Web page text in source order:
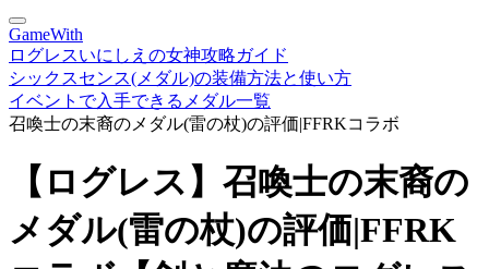
GameWith
ログレスいにしえの女神攻略ガイド
シックスセンス(メダル)の装備方法と使い方
イベントで入手できるメダル一覧
召喚士の末裔のメダル(雷の杖)の評価|FFRKコラボ
【ログレス】召喚士の末裔の
メダル(雷の杖)の評価|FFRK